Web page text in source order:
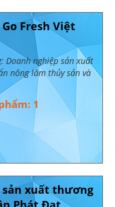
Fresh Việt
Doanh nghiệp sản xuất
nông lâm thủy sản và
1
sản xuất thương